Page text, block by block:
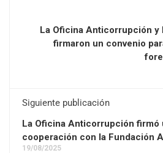
La Oficina Anticorrupción y
firmaron un convenio
Siguiente publicación
La Oficina Anticorrupción firmó
cooperación con la Fundación
19/08/2025